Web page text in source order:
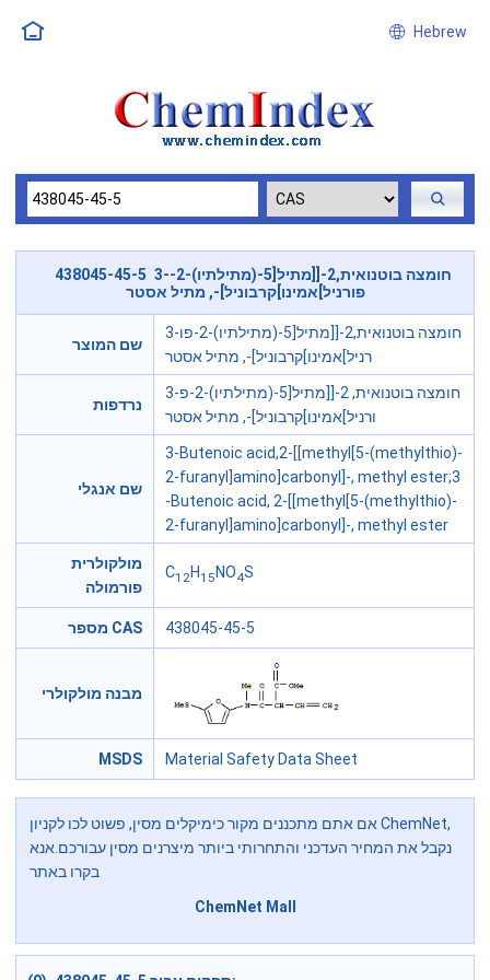
Hebrew
438045-45-5 3-חומצה בוטנואית,2-[[מתיל[5-(מתילתיו)-2-
פורניל]אמינו]קרבוניל]-, מתיל אסטר
שם המוצר
3-חומצה בוטנואית,2-[[מתיל[5-(מתילתיו)-2-פו
רניל]אמינו]קרבוניל]-, מתיל אסטר
נרדפות
3-חומצה בוטנואית, 2-[[מתיל[5-(מתילתיו)-2-פ
ורניל]אמינו]קרבוניל]-, מתיל אסטר
שם אנגלי
3-Butenoic acid,2-[[methyl[5-(methylthio)-
2-furanyl]amino]carbonyl]-, methyl ester;3
-Butenoic acid, 2-[[methyl[5-(methylthio)-
2-furanyl]amino]carbonyl]-, methyl ester
מולקולרית
פורמולה
C12H15 NO4S
מספר CAS 438045-45-5
מבנה מולקולרי
MSDS Material Safety Data Sheet
אם אתם מתכננים מקור כימיקלים מסין, פשוט לכו לקניון ChemNet,
נקבל את המחיר העדכני והתחרותי ביותר מיצרנים מסין עבורכם.אנא
בקרו באתר
ChemNet Mall